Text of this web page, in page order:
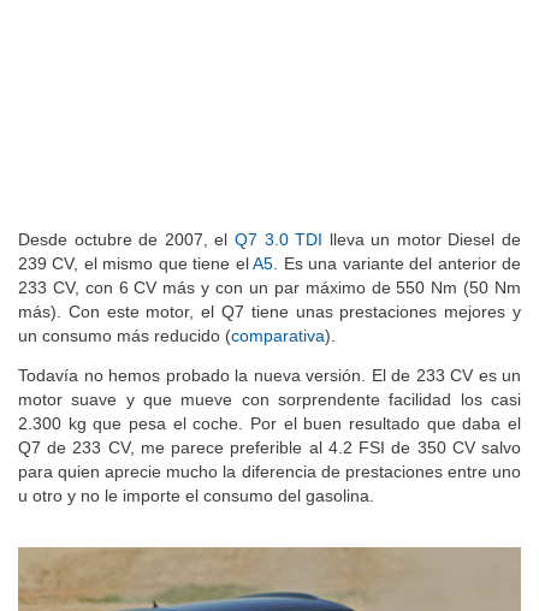
Desde octubre de 2007, el Q7 3.0 TDI lleva un motor Diesel de
239 CV, el mismo que tiene elA5 . Es una variante del anterior de
233 CV, con 6 CV más y con un par máximo de 550 Nm (50 Nm
más). Con este motor, el Q7 tiene unas prestaciones mejores y
un consumo más reducido (comparativa).
Todavía no hemos probado la nueva versión. El de 233 CV es un
motor suave y que mueve con sorprendente facilidad los casi
2.300 kg que pesa el coche. Por el buen resultado que daba el
Q7 de 233 CV, me parece preferible al 4.2 FSI de 350 CV salvo
para quien aprecie mucho la diferencia de prestaciones entre uno
u otro y no le importe el consumo del gasolina.